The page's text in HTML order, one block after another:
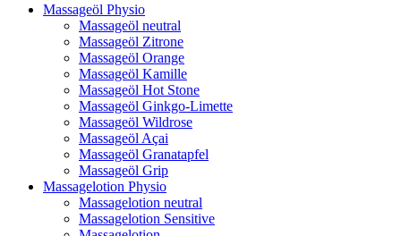
Massageöl Physio
Massageöl neutral
Massageöl Zitrone
Massageöl Orange
Massageöl Kamille
Massageöl Hot Stone
Massageöl Ginkgo-Limette
Massageöl Wildrose
Massageöl Açai
Massageöl Granatapfel
Massageöl Grip
Massagelotion Physio
Massagelotion neutral
Massagelotion Sensitive